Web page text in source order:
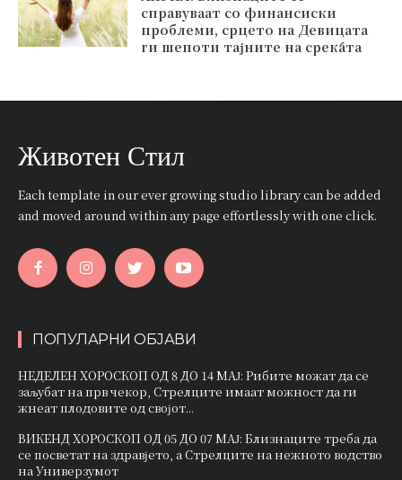
справуваат со финансиски
проблеми, срцето на Девицата
ги шепоти тајните на среќата
Животен Стил
Each template in our ever growing studio library can be added
and moved around within any page effortlessly with one click.
ПОПУЛАРНИ ОБЈАВИ
НЕДЕЛЕН ХОРОСКОП ОД 8 ДО 14 МАЈ: Рибите можат да се
заљубат на прв чекор, Стрелците имаат можност да ги
жнеат плодовите од својот...
ВИКЕНД ХОРОСКОП ОД 05 ДО 07 МАЈ: Близнаците треба да
се посветат на здравјето, а Стрелците на нежното водство
на Универзумот